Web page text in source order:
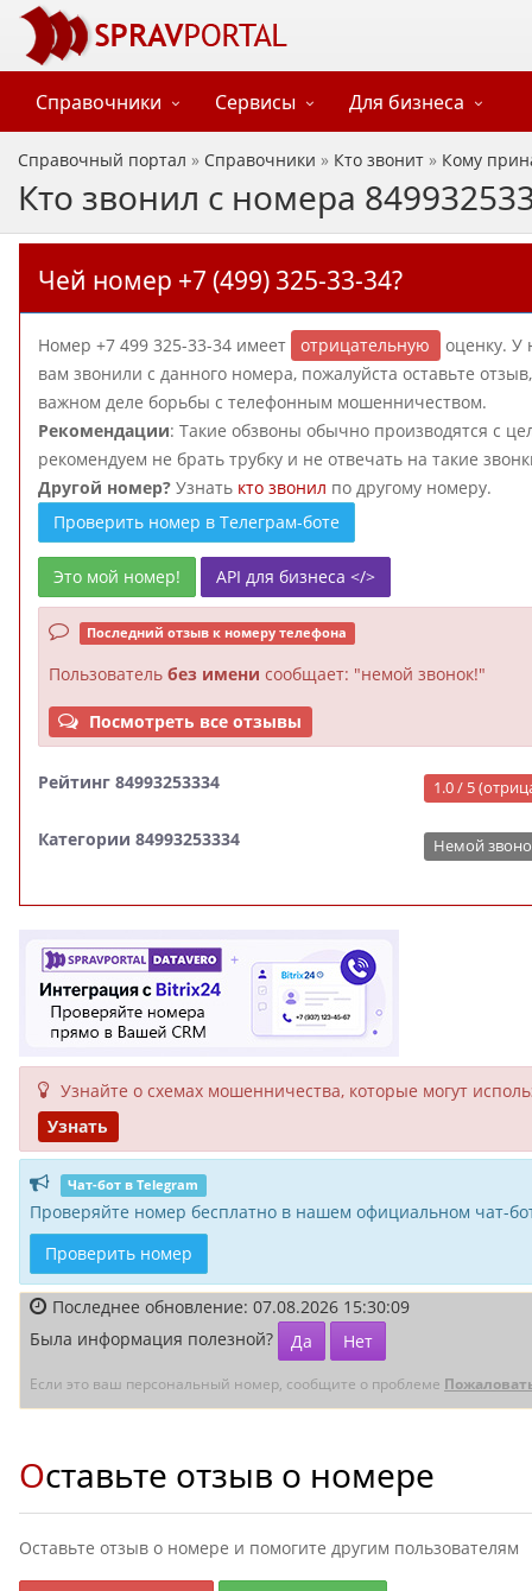
Справочники Сервисы Для бизнеса
Справочный портал » Справочники » Кто звонит » Кому
Кто звонил с номера
Чей номер +7 (499) 325-33-34?
Номер +7 499 325-33-34 имеет отрицательную
оценку. У
вам звонили с данного номера, пожалуйста оставьте
важном деле борьбы с телефонным мошенничеством.
Рекомендации: Такие обзвоны обычно производятся с
рекомендуем не брать трубку и не отвечать на такие
Другой номер? Узнать кто звонил по другому номеру.
Проверить номер в Телеграм-боте
Это мой номер! API для бизнеса </>
Последний отзыв к номеру телефона
Пользователь без имени сообщает: "немой звонок!"
Посмотреть все отзывы
Рейтинг 84993253334 1.0 / 5
Категории 84993253334 Немой
Узнайте о схемах мошенни­чества, кото­рые могут
Узнать
Чат-бот в Telegram
Проверяйте номер бесплатно в нашем официальном чат-
Проверить номер
Последнее обновление: 07.08.2026 15:30:09
Была информация полезной?
Да Нет
Если это ваш персональный номер, сообщите о проблеме
Оставьте отзыв о номере
Оставьте отзыв о номере и помогите другим пользователям